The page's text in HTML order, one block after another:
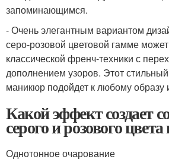
запоминающимся.
- Очень элегантным вариантом
серо-розовой цветовой гамме
классической френч-техники с
дополнением узоров. Этот
маникюр подойдет к любому образу
Какой эффект создает
серого и розового
Однотонное очарование